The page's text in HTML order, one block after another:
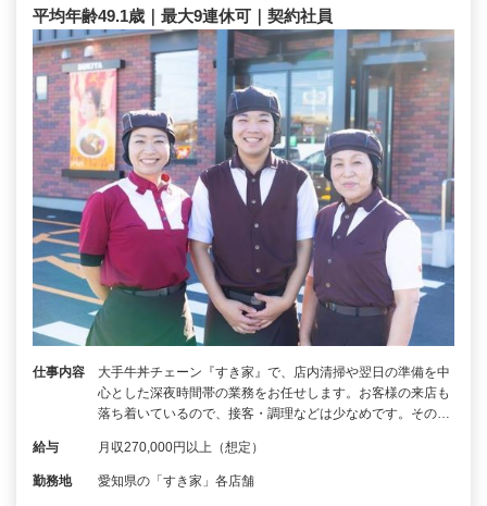
平均年齢49.1歳｜最大9連休可｜契約社員
仕事内容
大手牛丼チェーン『すき家』で、店内清掃や翌日の準備を中
心とした深夜時間帯の業務をお任せします。お客様の来店も
落ち着いているので、接客・調理などは少なめです。その…
給与 月収270,000円以上（想定）
勤務地 愛知県の「すき家」各店舗